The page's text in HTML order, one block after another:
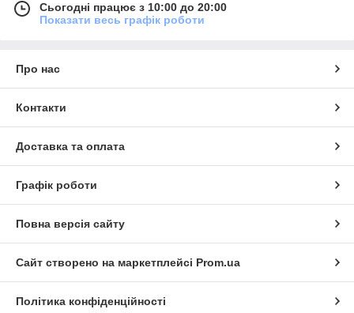
Сьогодні працює з 10:00 до 20:00
Показати весь графік роботи
Про нас
Контакти
Доставка та оплата
Графік роботи
Повна версія сайту
Сайт створено на маркетплейсі Prom.ua
Політика конфіденційності